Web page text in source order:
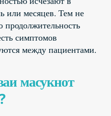
или месяцев. Тем не
продолжительность
симптомов
между пациентами.
масукнот